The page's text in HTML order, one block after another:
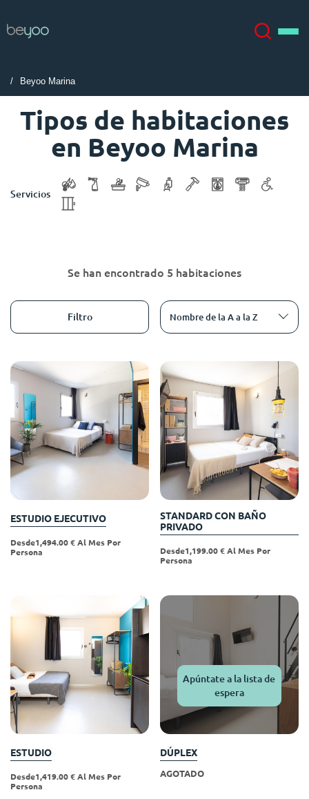
Acerca de
Ubicaciones
English (GB)
Chinese
Español
Català
Deutsch
Portuguese
Elige un país
Elige una residencia
Iniciar sesión
Reserva ahora
English (GB)
English (US)
Chinese Español
Beyoo Marina
Tipos de habitaciones
en Beyoo Marina
Servicios
Se han encontrado 5 habitaciones
Filtro Nombre de la A a la Z
ESTUDIO EJECUTIVO
Desde1,494.00 € Al Mes Por
Persona
STANDARD CON BAÑO
PRIVADO
Desde1,199.00 € Al Mes Por
Persona
ESTUDIO
Desde1,419.00 € Al Mes Por
Persona
Apúntate a la lista de
espera
DÚPLEX
AGOTADO